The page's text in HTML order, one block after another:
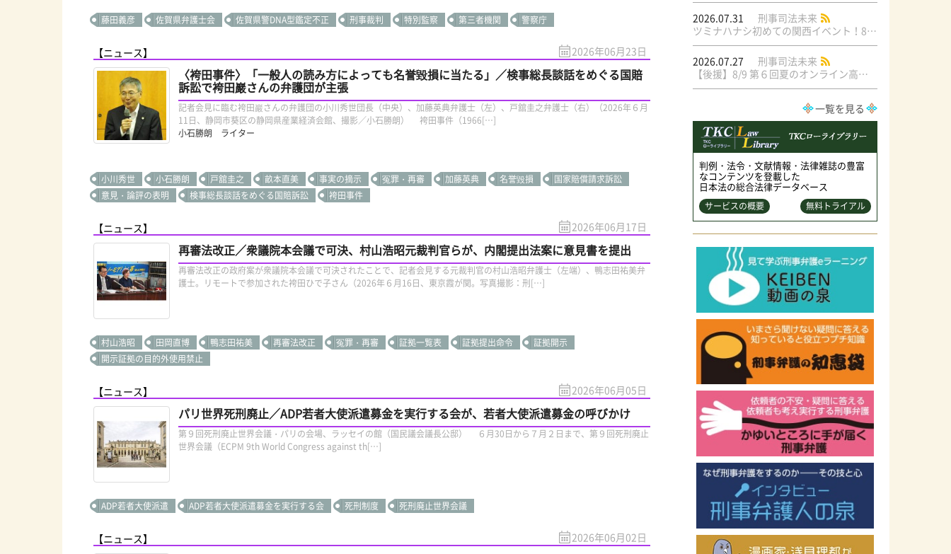
藤田義彦 佐賀県弁護士会 佐賀県警DNA型鑑定不正 刑事裁判 特別監察 第三者機関 警察庁
【ニュース】 2026年06月23日
〈袴田事件〉「一般人の読み方によっても名誉毀損に当たる」／検事総長談話をめぐる国賠
訴訟で袴田巖さんの弁護団が主張
記者会見に臨む袴田巖さんの弁護団の小川秀世団長（中央）、加藤英典弁護士（左）、戸舘圭之弁護士（右）（2026年６月
11日、静岡市葵区の静岡県産業経済会館、撮影／小石勝朗） 袴田事件（1966[…]
小石勝朗 ライター
小川秀世 小石勝朗 戸舘圭之 畝本直美 事実の摘示 冤罪・再審 加藤英典 名誉毀損
国家賠償請求訴訟
意見・論評の表明
検事総長談話をめぐる国賠訴訟 袴田事件
【ニュース】 2026年06月17日
再審法改正／衆議院本会議で可決、村山浩昭元裁判官らが、内閣提出法案に意見書を提出
再審法改正の政府案が衆議院本会議で可決されたことで、記者会見する元裁判官の村山浩昭弁護士（左端）、鴨志田祐美弁
護士。リモートで参加された袴田ひで子さん（2026年６月16日、東京霞が関。写真撮影：刑[…]
村山浩昭 田岡直博 鴨志田祐美 再審法改正 冤罪・再審 証拠一覧表 証拠提出命令
証拠開示
開示証拠の目的外使用禁止
【ニュース】 2026年06月05日
パリ世界死刑廃止／ADP若者大使派遣募金を実行する会が、若者大使派遣募金の呼びかけ
第９回死刑廃止世界会議・パリの会場、ラッセイの館（国民議会議長公邸） ６月30日から７月２日まで、第９回死刑廃止
世界会議（ECPM 9th World Congress against th[…]
ADP若者大使派遣 ADP若者大使派遣募金を実行する会 死刑制度 死刑廃止世界会議
【ニュース】 2026年06月02日
2026.07.31
刑事司法未来
ツミナハナシ初めての関西イベント！8/17（月）＠梅田ラテラル
2026.07.27
刑事司法未来
【後援】8/9 第６回夏のオンライン高校生文学模擬裁判交流大会
一覧を見る
判例・法令・文献情報・法律雑誌の豊富
なコンテンツを登載した
日本法の総合法律データベース
サービスの概要 無料トライアル